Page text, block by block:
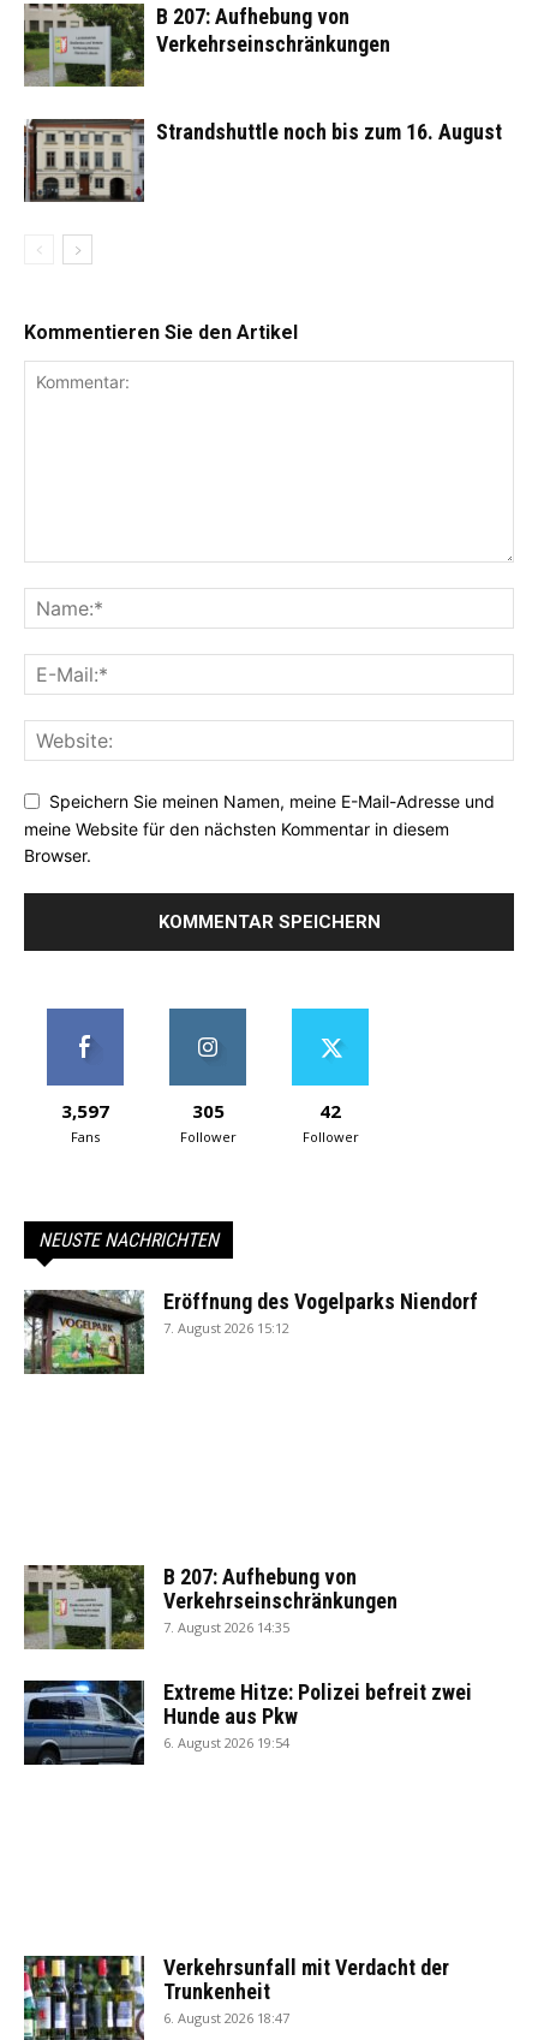
B 207: Aufhebung von
Verkehrseinschränkungen
Strandshuttle noch bis zum 16. August
Kommentieren Sie den Artikel
Speichern Sie meinen Namen, meine E-Mail-Adresse und
meine Website für den nächsten Kommentar in diesem
Browser.
3,597
Fans
305
Follower
42
Follower
NEUSTE NACHRICHTEN
Eröffnung des Vogelparks Niendorf
7. August 2026 15:12
B 207: Aufhebung von
Verkehrseinschränkungen
7. August 2026 14:35
Extreme Hitze: Polizei befreit zwei
Hunde aus Pkw
6. August 2026 19:54
Verkehrsunfall mit Verdacht der
Trunkenheit
6. August 2026 18:47